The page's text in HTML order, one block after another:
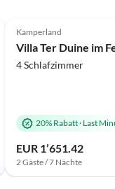
Kamperland
4 Schlafzimmer
20% Rabatt· Last
EUR 1’651.42
2 Gäste / 7 Nächte